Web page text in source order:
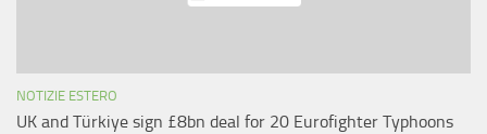
NOTIZIE ESTERO
UK and Türkiye sign £8bn deal for 20 Eurofighter Typhoons